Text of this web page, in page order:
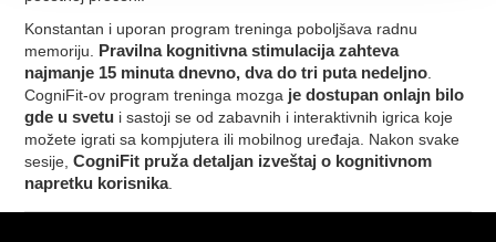
Konstantan i uporan program treninga poboljšava radnu
memoriju. Pravilna kognitivna stimulacija zahteva
najmanje 15 minuta dnevno, dva do tri puta nedeljno.
CogniFit-ov program treninga mozga je dostupan onlajn bilo
gde u svetu i sastoji se od zabavnih i interaktivnih igrica koje
možete igrati sa kompjutera ili mobilnog uređaja. Nakon svake
sesije,CogniFit pruža detaljan izveštaj o kognitivnom
napretku korisnika.